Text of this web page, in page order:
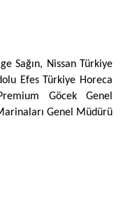
Sağın, Nissan Türkiye
Efes Türkiye Horeca
Göcek Genel
Genel Müdürü